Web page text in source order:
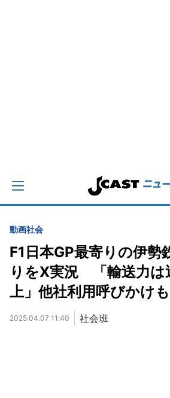
動画社会
F1日本GP最寄りの伊勢
りをX実況 「輸送力は
上」他社利用呼びかけも
2025.04.07 11:40 社会班